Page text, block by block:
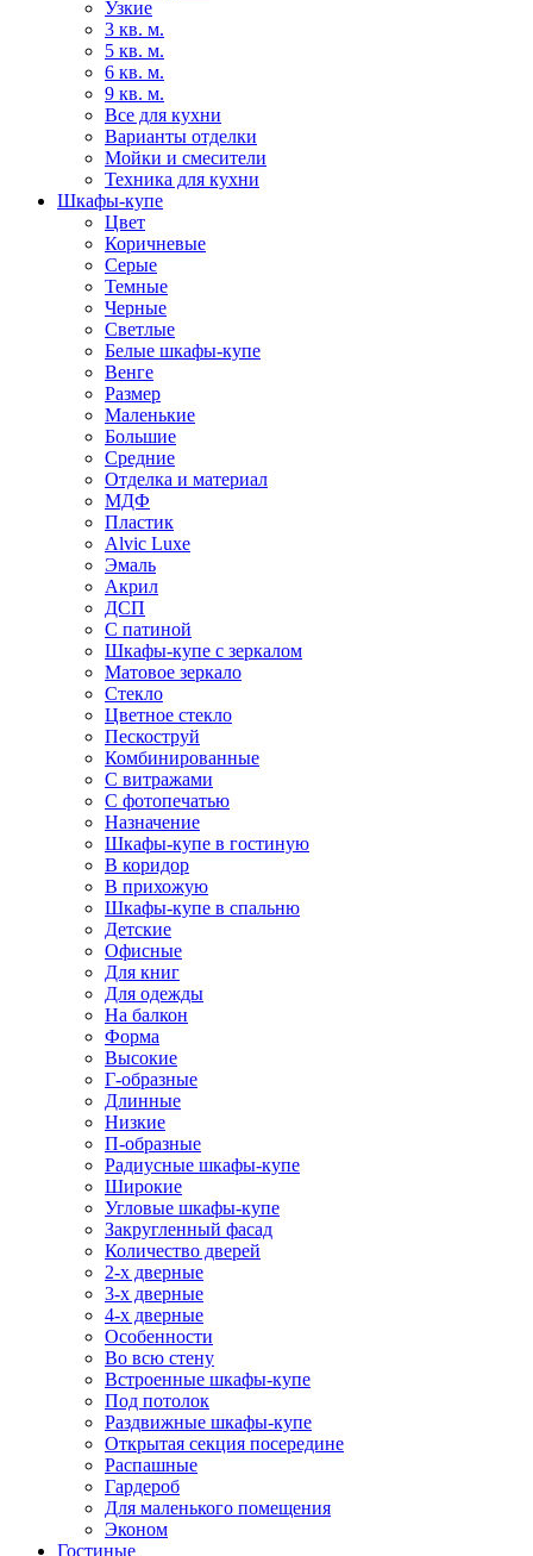
Узкие
3 кв. м.
5 кв. м.
6 кв. м.
9 кв. м.
Все для кухни
Варианты отделки
Мойки и смесители
Техника для кухни
Шкафы-купе
Цвет
Коричневые
Серые
Темные
Черные
Светлые
Белые шкафы-купе
Венге
Размер
Маленькие
Большие
Средние
Отделка и материал
МДФ
Пластик
Alvic Luxe
Эмаль
Акрил
ДСП
С патиной
Шкафы-купе с зеркалом
Матовое зеркало
Стекло
Цветное стекло
Пескоструй
Комбинированные
С витражами
С фотопечатью
Назначение
Шкафы-купе в гостиную
В коридор
В прихожую
Шкафы-купе в спальню
Детские
Офисные
Для книг
Для одежды
На балкон
Форма
Высокие
Г-образные
Длинные
Низкие
П-образные
Радиусные шкафы-купе
Широкие
Угловые шкафы-купе
Закругленный фасад
Количество дверей
2-х дверные
3-х дверные
4-х дверные
Особенности
Во всю стену
Встроенные шкафы-купе
Под потолок
Раздвижные шкафы-купе
Открытая секция посередине
Распашные
Гардероб
Для маленького помещения
Эконом
Гостиные